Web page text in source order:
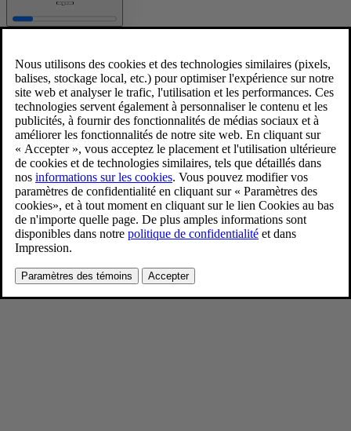
New Volvo XC90 Lifestyle
9/4/2024
Favoris
Partager
Télécharger
New Volvo XC90 Lifestyle
Pour consulter toute l’information sur les droits d’auteur, cliquez ici